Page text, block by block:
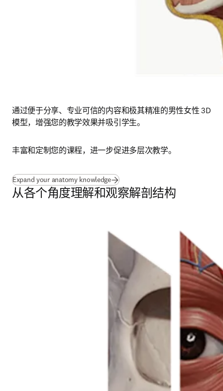
通过便于分享、专业可信的内容和极其精准的男性女性 3D
模型，增强您的教学效果并吸引学生。
丰富和定制您的课程，进一步促进多层次教学。
Expand your anatomy knowledge
从各个角度理解和观察解剖结构